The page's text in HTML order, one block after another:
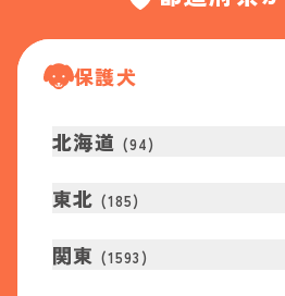
保護犬
北海道 (94)
東北 (185)
関東 (1593 )